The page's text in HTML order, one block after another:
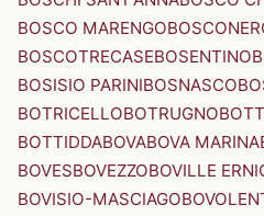
BOSCO MARENGO
BOSCOTRECASEBOSENTINO
BOSISIO PARINIBOSNASCO
BOTRICELLOBOTRUGNO
BOTTIDDABOVABOVA MARINA
BOVESBOVEZZOBOVILLE
BOVISIO-MASCIAGO